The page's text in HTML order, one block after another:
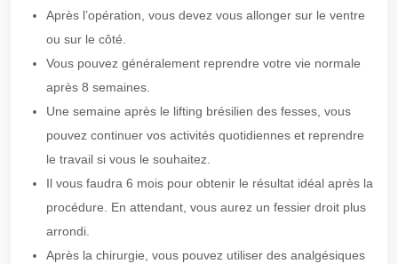
Après l’opération, vous devez vous allonger sur le ventre
ou sur le côté.
Vous pouvez généralement reprendre votre vie normale
après 8 semaines.
Une semaine après le lifting brésilien des fesses, vous
pouvez continuer vos activités quotidiennes et reprendre
le travail si vous le souhaitez.
Il vous faudra 6 mois pour obtenir le résultat idéal après la
procédure. En attendant, vous aurez un fessier droit plus
arrondi.
Après la chirurgie, vous pouvez utiliser des analgésiques